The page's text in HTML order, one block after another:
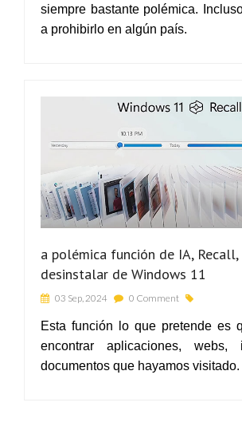
siempre bastante polémica.
a prohibirlo en algún país.
a polémica función de IA,
desinstalar de Windows 11
03 Sep, 2024 0 Comment
Esta función lo que pretende es
encontrar aplicaciones, webs,
documentos que hayamos visitado.